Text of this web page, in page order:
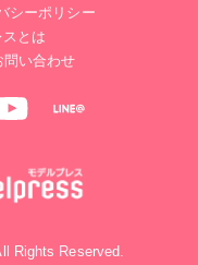
シーポリシー
とは
問い合わせ
Rights Reserved.